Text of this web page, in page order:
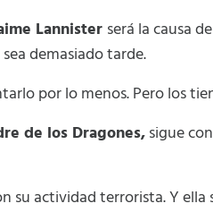
Lannister será la causa
demasiado tarde.
por lo menos. Pero los
de los Dragones,sigue
su actividad terrorista. Y